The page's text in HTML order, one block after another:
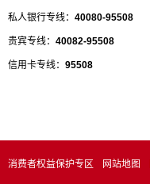
私人银行专线： 40080-95508
贵宾专线： 40082-95508
信用卡专线： 95508
消费者权益保护专区 网站地图